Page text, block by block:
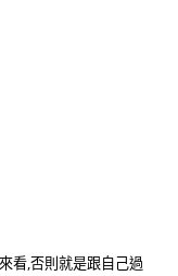
看,否則就是跟自己過